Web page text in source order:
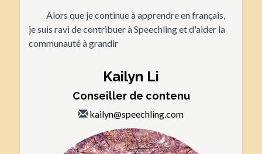
Alors que je continue à apprendre en français,
je suis ravi de contribuer à Speechling et d'aider la
communauté à grandir
Kailyn Li
Conseiller de contenu
kailyn@speechling.com